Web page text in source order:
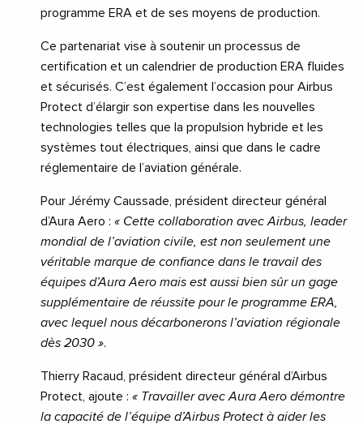
programme ERA et de ses moyens de production.
Ce partenariat vise à soutenir un processus de
certification et un calendrier de production ERA fluides
et sécurisés. C’est également l’occasion pour Airbus
Protect d’élargir son expertise dans les nouvelles
technologies telles que la propulsion hybride et les
systèmes tout électriques, ainsi que dans le cadre
réglementaire de l’aviation générale.
Pour Jérémy Caussade, président directeur général
d’Aura Aero : « Cette collaboration avec Airbus, leader
mondial de l’aviation civile, est non seulement une
véritable marque de confiance dans le travail des
équipes d’Aura Aero mais est aussi bien sûr un gage
supplémentaire de réussite pour le programme ERA,
avec lequel nous décarbonerons l’aviation régionale
dès 2030 ».
Thierry Racaud, président directeur général d’Airbus
Protect, ajoute : « Travailler avec Aura Aero démontre
la capacité de l’équipe d’Airbus Protect à aider les